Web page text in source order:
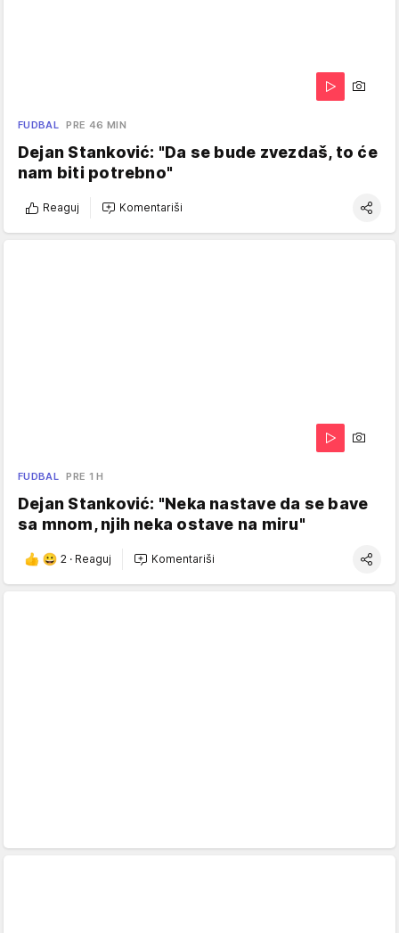
FUDBAL PRE 46 MIN
Dejan Stanković: "Da se bude zvezdaš, to će
nam biti potrebno"
Reaguj Komentariši
FUDBAL PRE 1 H
Dejan Stanković: "Neka nastave da se bave
sa mnom, njih neka ostave na miru"
2 · Reaguj Komentariši